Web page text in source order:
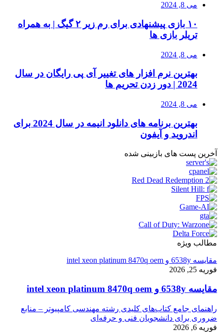
می 8, 2024
۱۰ بازی پیشنهادی برای رم زیر ۲ گیگ | به همراه
تریلر بازی ها
می 8, 2024
بهترین نرم افزار های تغییر آی پی رایگان در سال
2024 | دور زدن تحریم ها
می 8, 2024
بهترین برنامه های دانلود انیمه در سال 2024 برای
اندروید و آیفون
آخرین پست های بازبینی شده
مطالب ویژه
مقایسه 6538y و intel xeon platinum 8470q oem
فوریه 25, 2026
مقایسه 6538y و intel xeon platinum 8470q oem
راهنمای جامع کتاب‌های کلیدی رشته مهندسی کامپیوتر – منابع
ضروری برای دانشجویان فنی و حرفه‌ای
فوریه 6, 2026